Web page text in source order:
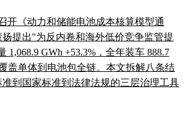
开《动力和储能电池成本核算模型通
提出"为反内卷和海外低价竞争监管提
1,068.9 GWh +53.3%，全年装车 888.7
盖单体到电池包全链。本文拆解八条结
到国家标准到法律法规的三层治理工具